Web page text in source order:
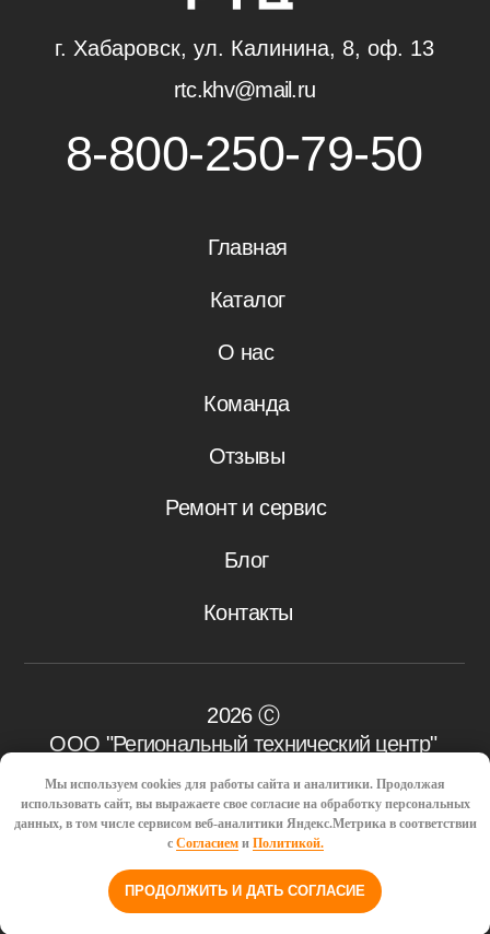
РазработкаRASA
Мы используем cookies для работы сайта и аналитики. Продолжая
использовать сайт, вы выражаете свое согласие на обработку персональных
данных, в том числе сервисом веб-аналитики Яндекс.Метрика в соответствии
с Согласиеми Политикой.
ПРОДОЛЖИТЬ И ДАТЬ СОГЛАСИЕ